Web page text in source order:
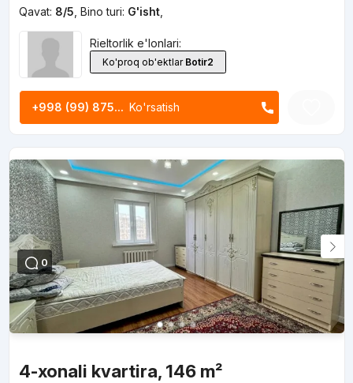
Qavat: 8/5 Bino turi: G'isht,
Rieltorlik e'lonlari:
Ko'proq ob'ektlar Botir2
+998 (99) 875... Ko'rsatish
0
4-xonali kvartira, 146 m²